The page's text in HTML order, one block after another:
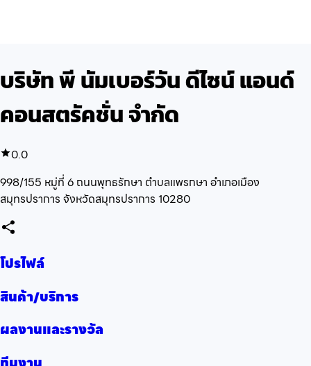
บริษัท พี นัมเบอร์วัน ดีไซน์ แอนด์
คอนสตรัคชั่น จำกัด
0.0
998/155 หมู่ที่ 6 ถนนพุทธรักษา ตำบลแพรกษา อำเภอเมือง
สมุทรปราการ จังหวัดสมุทรปราการ 10280
โปรไฟล์
สินค้า/บริการ
ผลงานและรางวัล